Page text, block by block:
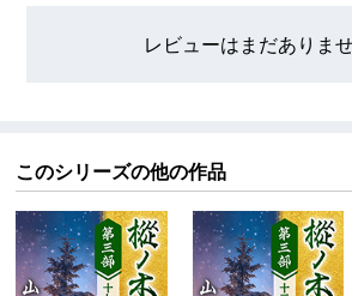
レビューはまだありませ
このシリーズの他の作品